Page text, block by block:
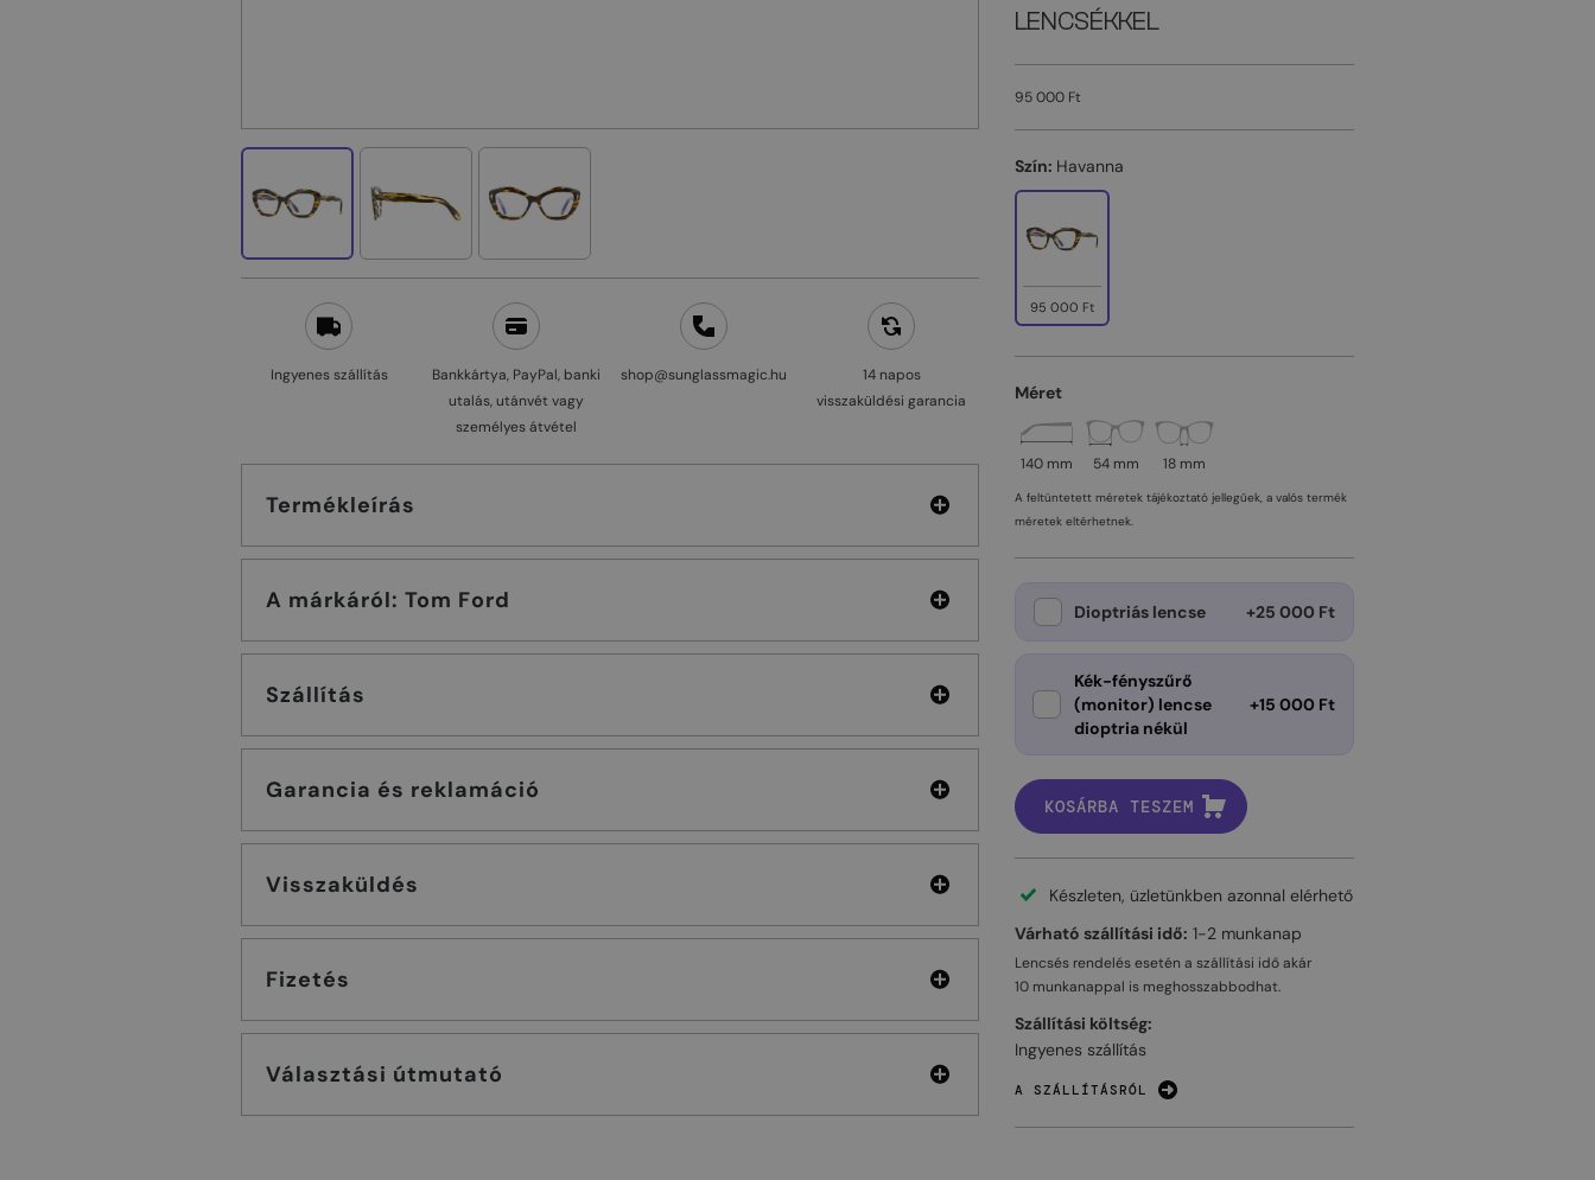
Ingyenes szállítás
Bankkártya, PayPal, banki
utalás, utánvét vagy
személyes átvétel
shop@sunglassmagic.hu
14 napos
visszaküldési garancia
Termékleírás
A márkáról: Tom Ford
Szállítás
Garancia és reklamáció
Visszaküldés
Fizetés
Választási útmutató
LENCSÉKKEL
95 000 Ft
Szín: Havanna
95 000 Ft
Méret
140 mm 54 mm 18 mm
A feltüntetett méretek tájékoztató jellegűek, a valós termék
méretek eltérhetnek.
Dioptriás lencse +25 000 Ft
Kék-fényszűrő
(monitor) lencse
dioptria nékül
+15 000 Ft
KOSÁRBA TESZEM
Készleten, üzletünkben azonnal elérhető
Várható szállítási idő: 1-2 munkanap
Lencsés rendelés esetén a szállítási idő akár
10 munkanappal is meghosszabbodhat.
Szállítási költség:
Ingyenes szállítás
A SZÁLLÍTÁSRÓL